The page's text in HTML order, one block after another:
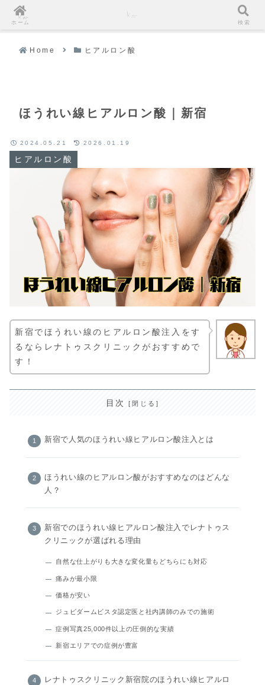
Home ヒアルロン酸
ほうれい線ヒアルロン酸｜新宿
ヒアルロン酸
2024.05.21 2026.01.19
新宿でほうれい線のヒアルロン酸注入をす
るならレナトゥスクリニックがおすすめで
す！
目次
新宿で人気のほうれい線ヒアルロン酸注入とは
ほうれい線のヒアルロン酸がおすすめなのはどんな
人？
新宿でのほうれい線ヒアルロン酸注入でレナトゥス
クリニックが選ばれる理由
自然な仕上がりも大きな変化量もどちらにも対応
痛みが最小限
価格が安い
ジュビダームビスタ認定医と社内講師のみでの施術
症例写真25,000件以上の圧倒的な実績
新宿エリアでの症例が豊富
レナトゥスクリニック新宿院のほうれい線ヒアルロ
ホーム 検索